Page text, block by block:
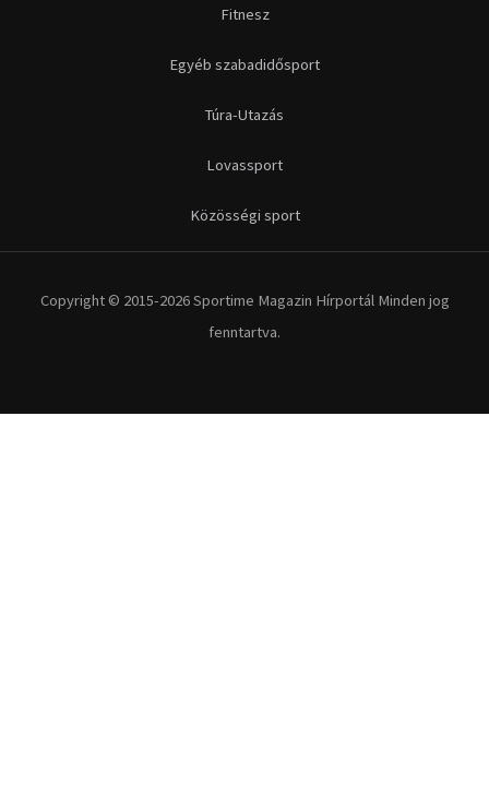
Fitnesz
Egyéb szabadidősport
Túra-Utazás
Lovassport
Közösségi sport
Copyright © 2015-2026 Sportime Magazin Hírportál Minden jog
fenntartva.